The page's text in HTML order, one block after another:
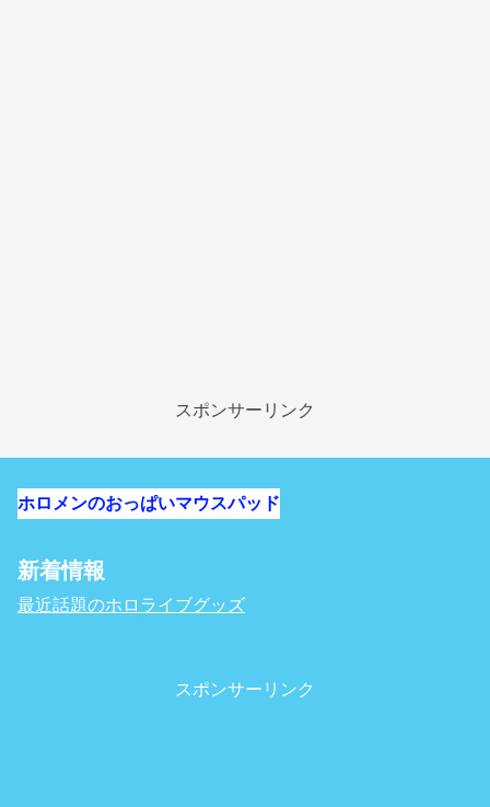
スポンサーリンク
ホロメンのおっぱいマウスパッド
新着情報
最近話題のホロライブグッズ
スポンサーリンク